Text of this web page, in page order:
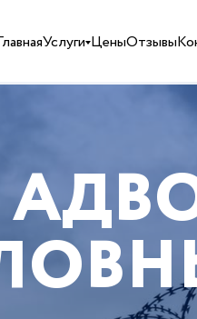
Услуги ЦеныОтзывы